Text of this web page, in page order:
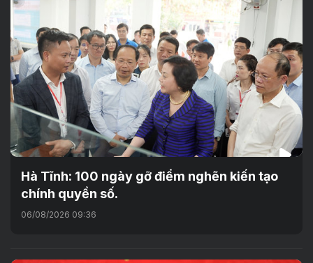
Hà Tĩnh: 100 ngày gỡ điểm nghẽn kiến tạo
chính quyền số.
06/08/2026 09:36